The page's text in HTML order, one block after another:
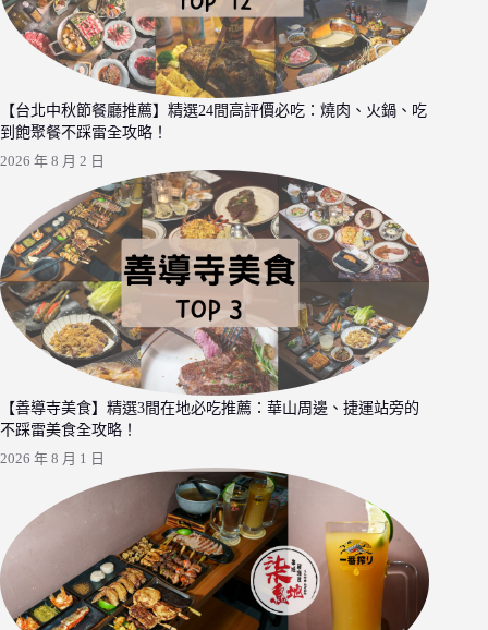
【台北中秋節餐廳推薦】精選24間高評價必吃：燒肉、火鍋、吃
到飽聚餐不踩雷全攻略！
2026 年 8 月 2 日
【善導寺美食】精選3間在地必吃推薦：華山周邊、捷運站旁的
不踩雷美食全攻略！
2026 年 8 月 1 日